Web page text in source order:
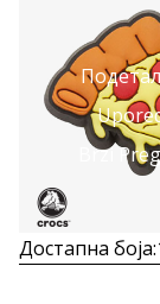
Brzi
Достапна боја: